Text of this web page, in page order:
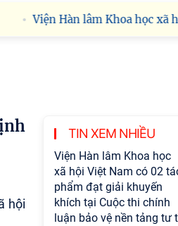
Viện Hàn lâm Khoa học xã
hội
TIN XEM NHIỀU
Viện Hàn lâm Khoa học
xã hội Việt Nam có 02
phẩm đạt giải khuyến
khích tại Cuộc thi chính
luận bảo vệ nền tảng tư